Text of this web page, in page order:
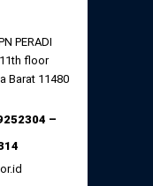
PERADI
th floor
Barat 11480
–